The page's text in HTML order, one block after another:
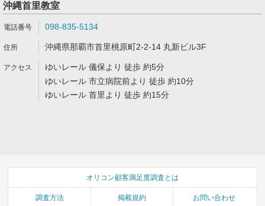
沖縄首里教室
098-835-5134
沖縄県那覇市首里桃原町2-2-14 丸新ビル3F
ゆいレール 儀保より 徒歩 約5分
ゆいレール 市立病院前より 徒歩 約10分
ゆいレール 首里より 徒歩 約15分
オリコン顧客満足度調査とは
調査方法 掲載規約 お問い合わせ